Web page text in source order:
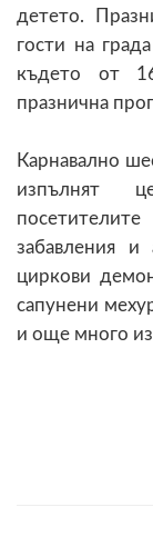
детето.
гости на
където от
празнична
Карнавално
изпълнят
забавления
циркови
сапунени
и още много